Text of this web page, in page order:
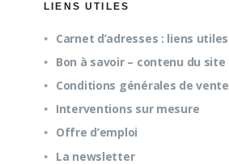
LIENS UTILES
Carnet d’adresses : liens utiles
Bon à savoir – contenu du site
Conditions générales de vente
Interventions sur mesure
Offre d’emploi
La newsletter